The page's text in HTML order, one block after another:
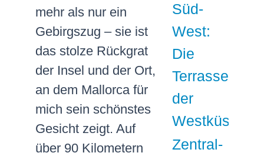
mehr als nur ein
Gebirgszug – sie ist
das stolze Rückgrat
der Insel und der Ort,
an dem Mallorca für
mich sein schönstes
Gesicht zeigt. Auf
über 90 Kilometern
Süd-
West:
Die
Terrassen
der
Westküste
Zentral-